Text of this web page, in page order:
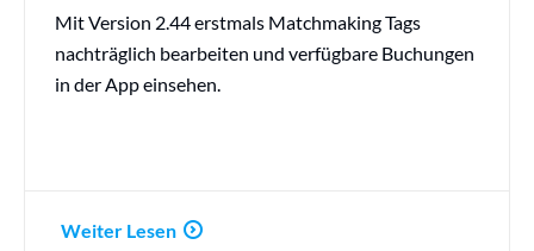
Mit Version 2.44 erstmals Matchmaking Tags
nachträglich bearbeiten und verfügbare Buchungen
in der App einsehen.
Weiter Lesen